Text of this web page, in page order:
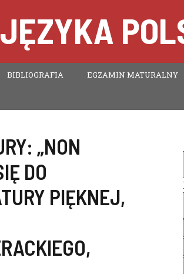
BIBLIOGRAFIA EGZAMIN MATURALNY
„NON
DO
PIĘKNEJ,
,